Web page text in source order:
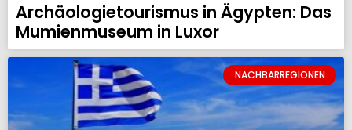
Archäologietourismus in Ägypten: Das
Mumienmuseum in Luxor
NACHBARREGIONEN